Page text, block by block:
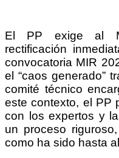
El PP exige al
rectificación
convocatoria MIR
el “caos generado”
comité técnico
este contexto, el PP
con los expertos y
un proceso
como ha sido hasta